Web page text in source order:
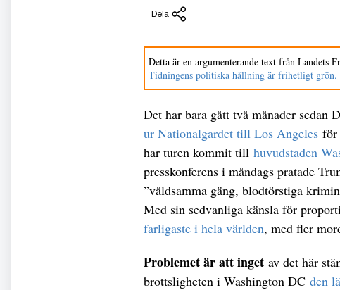
Dela
Detta är en argumenterande text från Landets
Tidningens politiska hållning är frihetligt grön.
Det har bara gått två månader sedan
ur Nationalgardet till Los Angeles för
har turen kommit till huvudstaden
presskonferens i måndags pratade
”våldsamma gäng, blodtörstiga
Med sin sedvanliga känsla för
farligaste i hela världen, med fler
Problemet är att inget av det här
brottsligheten i Washington DC den